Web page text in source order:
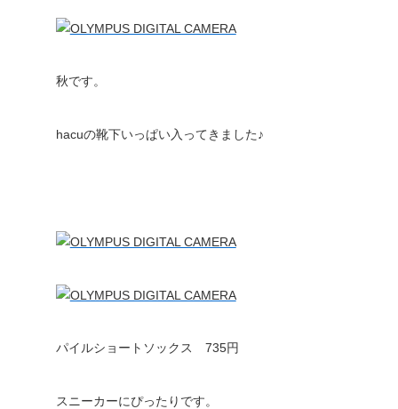
秋です。
hacuの靴下いっぱい入ってきました♪
パイルショートソックス 735円
スニーカーにぴったりです。